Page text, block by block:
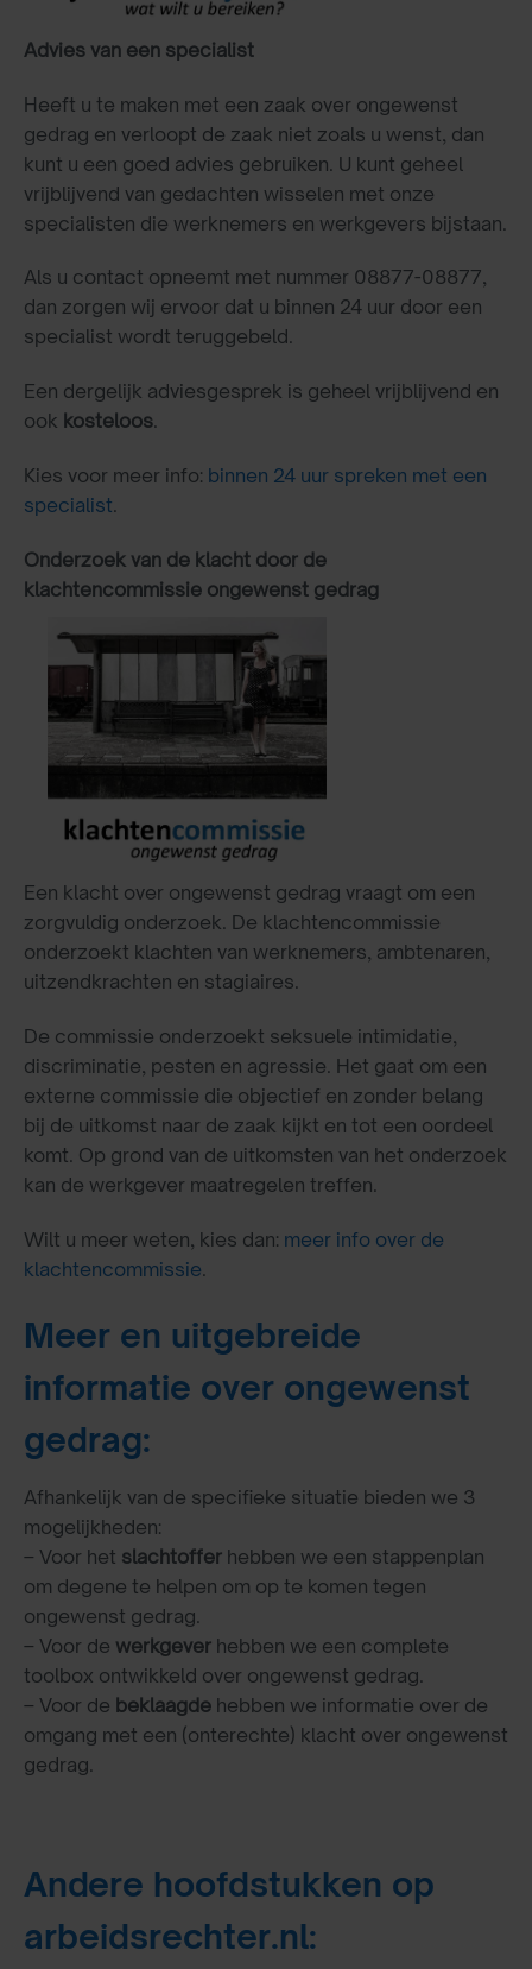
Advies van een specialist
Heeft u te maken met een zaak over ongewenst
gedrag en verloopt de zaak niet zoals u wenst, dan
kunt u een goed advies gebruiken. U kunt geheel
vrijblijvend van gedachten wisselen met onze
specialisten die werknemers en werkgevers bijstaan.
Als u contact opneemt met nummer 08877-08877,
dan zorgen wij ervoor dat u binnen 24 uur door een
specialist wordt teruggebeld.
Een dergelijk adviesgesprek is geheel vrijblijvend en
ook kosteloos.
Kies voor meer info: binnen 24 uur spreken met een
specialist.
Onderzoek van de klacht door de
klachtencommissie ongewenst gedrag
Een klacht over ongewenst gedrag vraagt om een
zorgvuldig onderzoek. De klachtencommissie
onderzoekt klachten van werknemers, ambtenaren,
uitzendkrachten en stagiaires.
De commissie onderzoekt seksuele intimidatie,
discriminatie, pesten en agressie. Het gaat om een
externe commissie die objectief en zonder belang
bij de uitkomst naar de zaak kijkt en tot een oordeel
komt. Op grond van de uitkomsten van het onderzoek
kan de werkgever maatregelen treffen.
Wilt u meer weten, kies dan: meer info over de
klachtencommissie.
Meer en uitgebreide
informatie over ongewenst
gedrag:
Afhankelijk van de specifieke situatie bieden we 3
mogelijkheden:
– Voor het slachtoffer hebben we een stappenplan
om degene te helpen om op te komen tegen
ongewenst gedrag.
– Voor de werkgever hebben we een complete
toolbox ontwikkeld over ongewenst gedrag.
– Voor de beklaagde hebben we informatie over de
omgang met een (onterechte) klacht over ongewenst
gedrag.
Andere hoofdstukken op
arbeidsrechter.nl: